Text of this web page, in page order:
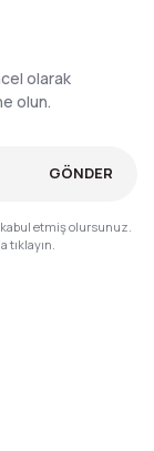
olarak
olun.
GÖNDER
kabul etmiş olursunuz.
tıklayın.